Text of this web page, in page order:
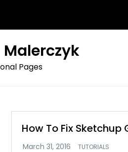
Pages
How To Fix
TUTORIALS